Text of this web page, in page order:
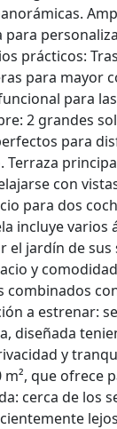
para
prácticos:
para mayor
para
2 grandes
para
con
para dos
incluye varios
el jardín de sus
y
a estrenar:
diseñada
y
que ofrece
cerca de los